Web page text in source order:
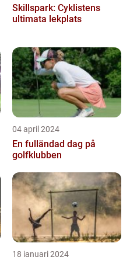
Skillspark: Cyklistens
ultimata lekplats
04 april 2024
En fulländad dag på
golfklubben
18 januari 2024